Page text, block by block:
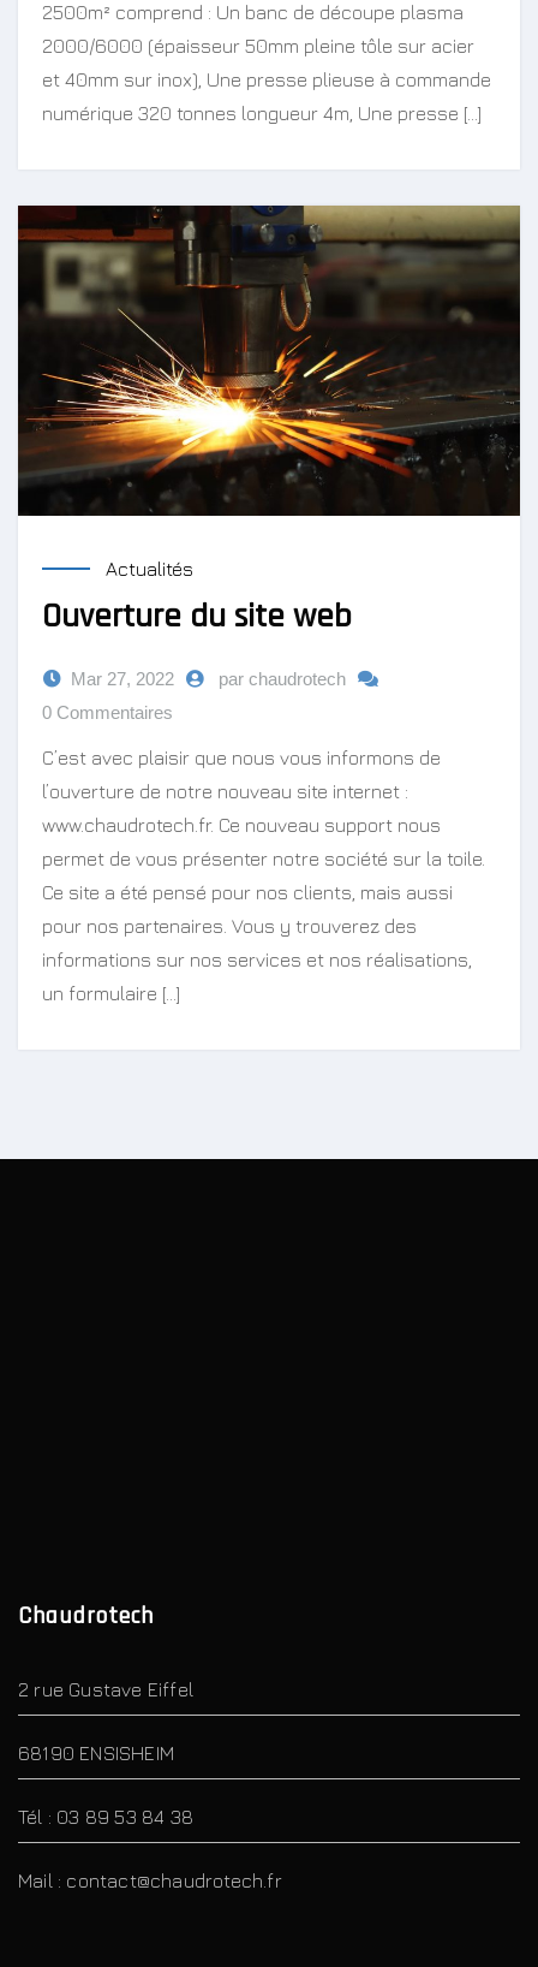
2500m² comprend : Un banc de découpe plasma
2000/6000 (épaisseur 50mm pleine tôle sur acier
et 40mm sur inox), Une presse plieuse à commande
numérique 320 tonnes longueur 4m, Une presse […]
Actualités
Ouverture du site web
Mar 27, 2022
par chaudrotech
0 Commentaires
C’est avec plaisir que nous vous informons de
l’ouverture de notre nouveau site internet :
www.chaudrotech.fr. Ce nouveau support nous
permet de vous présenter notre société sur la toile.
Ce site a été pensé pour nos clients, mais aussi
pour nos partenaires. Vous y trouverez des
informations sur nos services et nos réalisations,
un formulaire […]
Chaudrotech
2 rue Gustave Eiffel
68190 ENSISHEIM
Tél : 03 89 53 84 38
Mail : contact@chaudrotech.fr